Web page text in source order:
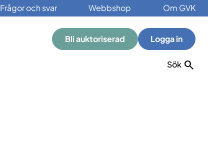
Frågor och svar Webbshop Om GVK
Bli auktoriserad Logga in
Sök